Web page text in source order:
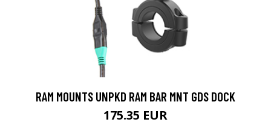
RAM MOUNTS UNPKD RAM BAR MNT GDS DOCK
175.35 EUR